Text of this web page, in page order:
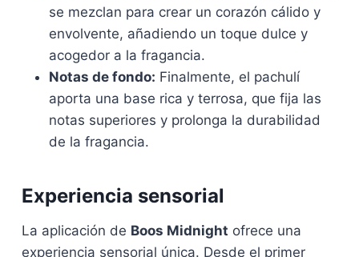
se mezclan para crear un corazón cálido y
envolvente, añadiendo un toque dulce y
acogedor a la fragancia.
Notas de fondo: Finalmente, el pachulí
aporta una base rica y terrosa, que fija las
notas superiores y prolonga la durabilidad
de la fragancia.
Experiencia sensorial
La aplicación de Boos Midnight ofrece una
experiencia sensorial única. Desde el primer